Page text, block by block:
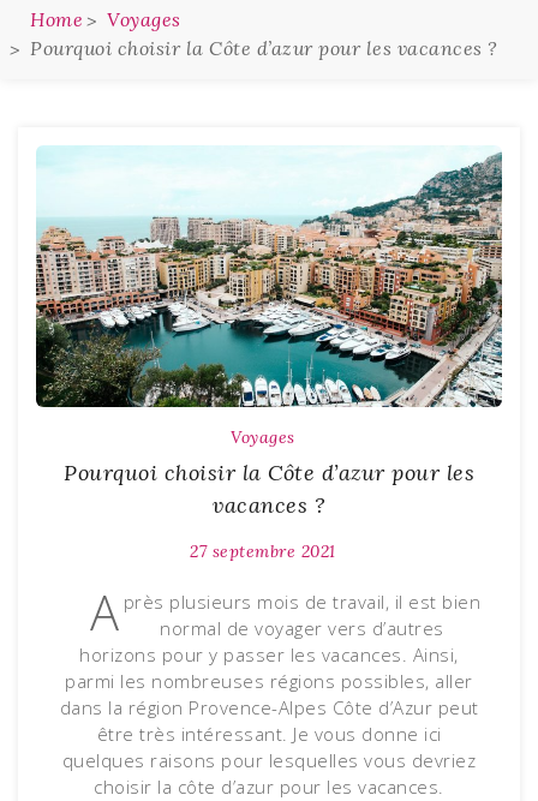
Home
Voyages
Pourquoi choisir la Côte d’azur pour les vacances ?
Voyages
Pourquoi choisir la Côte d’azur pour les
vacances ?
27 septembre 2021
A près plusieurs mois de travail, il est bien
normal de voyager vers d’autres
horizons pour y passer les vacances. Ainsi,
parmi les nombreuses régions possibles, aller
dans la région Provence-Alpes Côte d’Azur peut
être très intéressant. Je vous donne ici
quelques raisons pour lesquelles vous devriez
choisir la côte d’azur pour les vacances.